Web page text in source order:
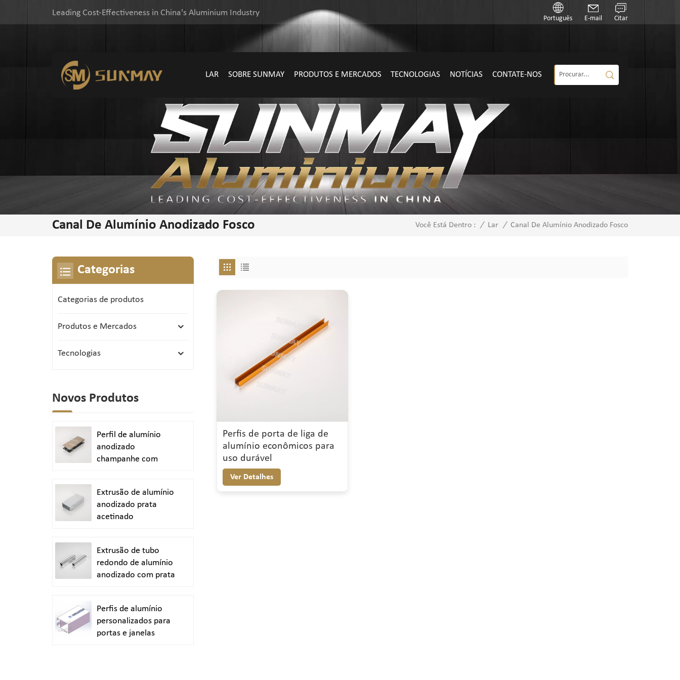
Leading Cost-Effectiveness in China's Aluminium Industry
Português E-mail Citar
LAR SOBRE SUNMAY PRODUTOS E MERCADOS TECNOLOGIAS NOTÍCIAS CONTATE-NOS
Canal De Alumínio Anodizado Fosco Você Está Dentro : / Lar / Canal De Alumínio Anodizado Fosco
Perfis de porta de liga de
alumínio econômicos para
uso durável
Ver Detalhes
Categorias
Categorias de produtos
Produtos e Mercados
Tecnologias
Novos Produtos
Perfil de alumínio
anodizado
champanhe com
Extrusão de alumínio
anodizado prata
acetinado
Extrusão de tubo
redondo de alumínio
anodizado com prata
Perfis de alumínio
personalizados para
portas e janelas